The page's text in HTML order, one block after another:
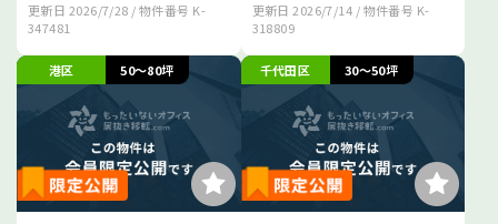
更新日 2026/7/28 / 物件番号 K-
347481
更新日2026/7/14 / 物件番号 K-
318809
港区 50～80坪 千代田区 30～50坪